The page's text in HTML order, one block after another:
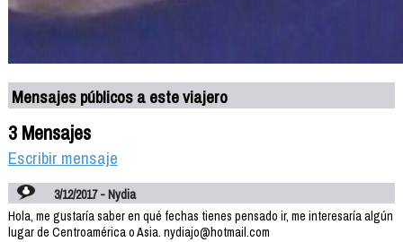
Mensajes públicos a este viajero
3 Mensajes
Escribir mensaje
3/12/2017 - Nydia
Hola, me gustaría saber en qué fechas tienes pensado ir, me interesaría algún
lugar de Centroamérica o Asia. nydiajo@hotmail.com